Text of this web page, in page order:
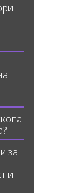
за
и